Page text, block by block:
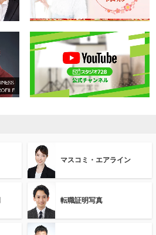
マスコミ・エアライン
転職証明写真